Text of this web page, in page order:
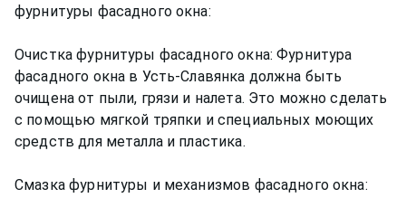
фурнитуры фасадного окна:
Очистка фурнитуры фасадного окна: Фурнитура
фасадного окна в Усть-Славянка должна быть
очищена от пыли, грязи и налета. Это можно сделать
с помощью мягкой тряпки и специальных моющих
средств для металла и пластика.
Смазка фурнитуры и механизмов фасадного окна: